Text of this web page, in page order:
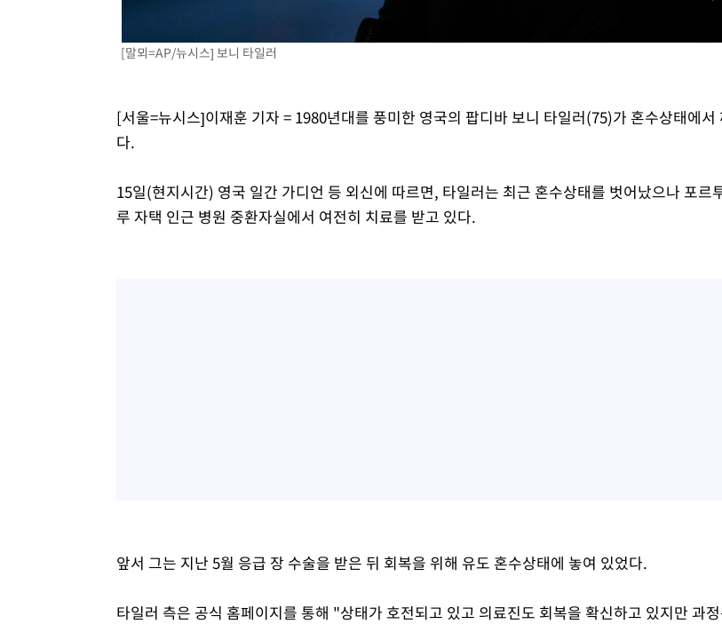
[말뫼=AP/뉴시스] 보니 타일러
[서울=뉴시스]이재훈 기자 = 1980년대를 풍미한 영국의 팝디바 보니 타일러(75)가 혼수상태에서
다.
15일(현지시간) 영국 일간 가디언 등 외신에 따르면, 타일러는 최근 혼수상태를 벗어났으나 포르
루 자택 인근 병원 중환자실에서 여전히 치료를 받고 있다.
앞서 그는 지난 5월 응급 장 수술을 받은 뒤 회복을 위해 유도 혼수상태에 놓여 있었다.
타일러 측은 공식 홈페이지를 통해 "상태가 호전되고 있고 의료진도 회복을 확신하고 있지만 과